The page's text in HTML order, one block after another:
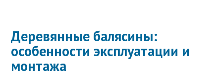
Деревянные балясины:
особенности эксплуатации и
монтажа